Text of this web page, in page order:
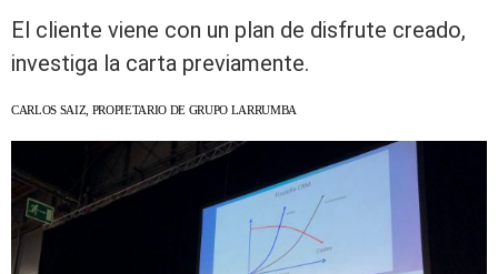
El cliente viene con un plan de disfrute creado,
investiga la carta previamente.
CARLOS SAIZ, PROPIETARIO DE GRUPO LARRUMBA